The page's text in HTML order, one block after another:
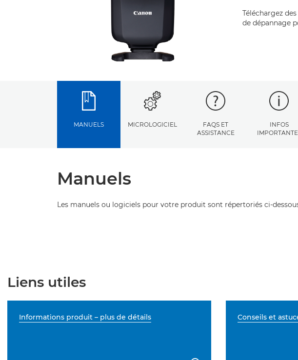
Téléchargez
de dépannage
MANUELS MICROLOGICIEL
FAQS ET
ASSISTANCE
INFOS
Manuels
Les manuels ou logiciels pour votre produit sont répertoriés ci-
Liens utiles
Informations produit – plus de détails Conseils et